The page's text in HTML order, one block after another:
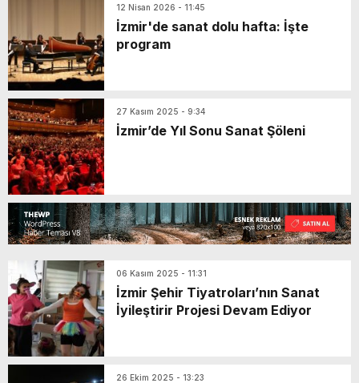
12 Nisan 2026 - 11:45
İzmir'de sanat dolu hafta: İşte
program
27 Kasım 2025 - 9:34
İzmir’de Yıl Sonu Sanat Şöleni
06 Kasım 2025 - 11:31
İzmir Şehir Tiyatroları’nın Sanat
İyileştirir Projesi Devam Ediyor
26 Ekim 2025 - 13:23